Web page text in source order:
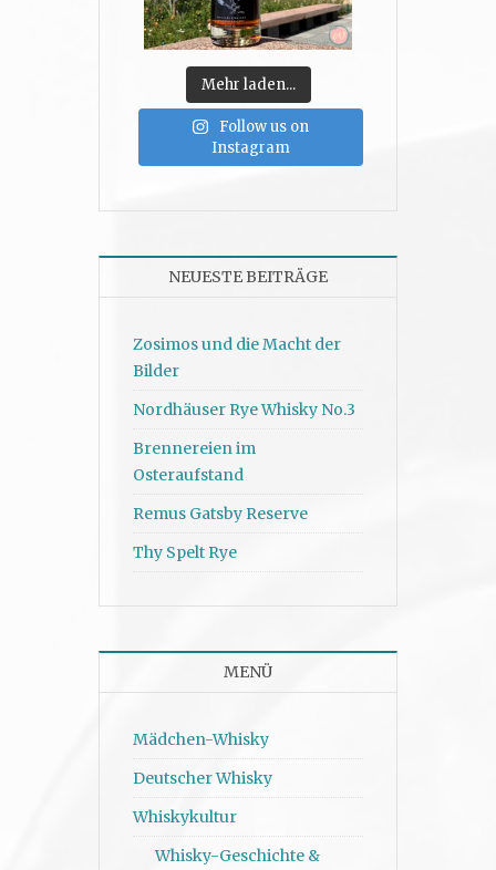
Mehr laden...
Follow us on
Instagram
NEUESTE BEITRÄGE
Zosimos und die Macht der
Bilder
Nordhäuser Rye Whisky No.3
Brennereien im
Osteraufstand
Remus Gatsby Reserve
Thy Spelt Rye
MENÜ
Mädchen-Whisky
Deutscher Whisky
Whiskykultur
Whisky-Geschichte &